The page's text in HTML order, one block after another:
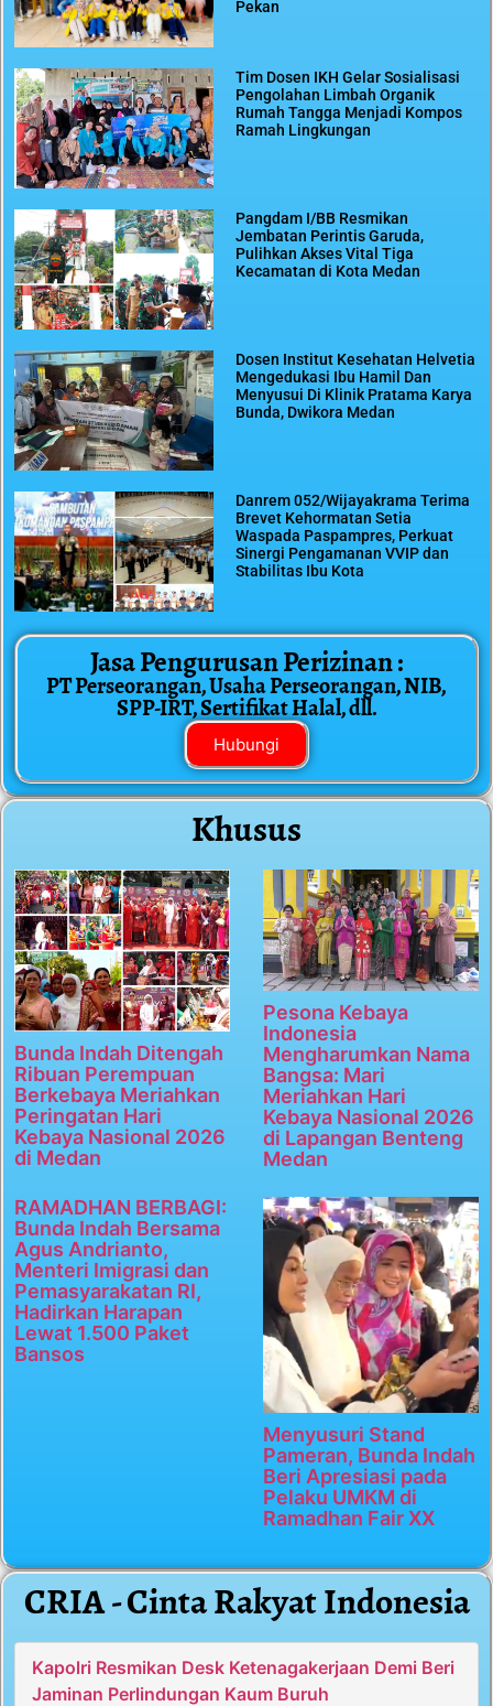
Pekan
Tim Dosen IKH Gelar Sosialisasi
Pengolahan Limbah Organik
Rumah Tangga Menjadi Kompos
Ramah Lingkungan
Pangdam I/BB Resmikan
Jembatan Perintis Garuda,
Pulihkan Akses Vital Tiga
Kecamatan di Kota Medan
Dosen Institut Kesehatan Helvetia
Mengedukasi Ibu Hamil Dan
Menyusui Di Klinik Pratama Karya
Bunda, Dwikora Medan
Danrem 052/Wijayakrama Terima
Brevet Kehormatan Setia
Waspada Paspampres, Perkuat
Sinergi Pengamanan VVIP dan
Stabilitas Ibu Kota
Jasa Pengurusan Perizinan :
PT Perseorangan, Usaha Perseorangan, NIB,
SPP-IRT, Sertifikat Halal, dll.
Hubungi
Khusus
Bunda Indah Ditengah
Ribuan Perempuan
Berkebaya Meriahkan
Peringatan Hari
Kebaya Nasional 2026
di Medan
Pesona Kebaya
Indonesia
Mengharumkan Nama
Bangsa: Mari
Meriahkan Hari
Kebaya Nasional 2026
di Lapangan Benteng
Medan
RAMADHAN BERBAGI:
Bunda Indah Bersama
Agus Andrianto,
Menteri Imigrasi dan
Pemasyarakatan RI,
Hadirkan Harapan
Lewat 1.500 Paket
Bansos
Menyusuri Stand
Pameran, Bunda Indah
Beri Apresiasi pada
Pelaku UMKM di
Ramadhan Fair XX
CRIA - Cinta Rakyat Indonesia
Kapolri Resmikan Desk Ketenagakerjaan Demi Beri
Jaminan Perlindungan Kaum Buruh